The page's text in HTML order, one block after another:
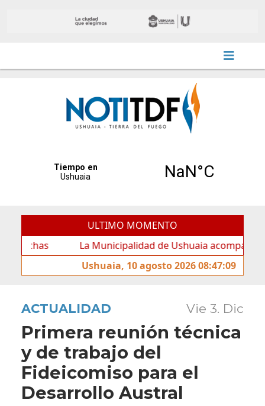
ULTIMO MOMENTO
La Municipalidad de Ushuaia acompañó los
Ushuaia, 10 agosto 2026 08:47:09
ACTUALIDAD Vie 3. Dic
Primera reunión técnica
y de trabajo del
Fideicomiso para el
Desarrollo Austral